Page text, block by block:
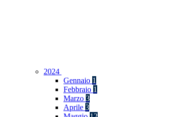
2024
Gennaio 1
Febbraio 1
Marzo 3
Aprile 3